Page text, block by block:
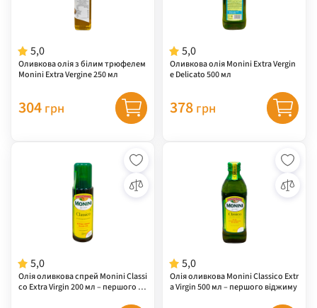
5,0
Оливкова олія з білим трюфелем
Monini Extra Vergine 250 мл
304 грн
5,0
Оливкова олія Monini Extra Vergin
e Delicato 500 мл
378 грн
5,0
Олія оливкова спрей Monini Classi
co Extra Virgin 200 мл – першого ві
5,0
Олія оливкова Monini Classico Extr
a Virgin 500 мл – першого віджиму